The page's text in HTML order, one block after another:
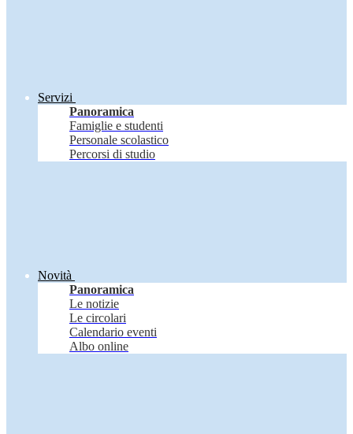
Servizi
Panoramica
Famiglie e studenti
Personale scolastico
Percorsi di studio
Novità
Panoramica
Le notizie
Le circolari
Calendario eventi
Albo online